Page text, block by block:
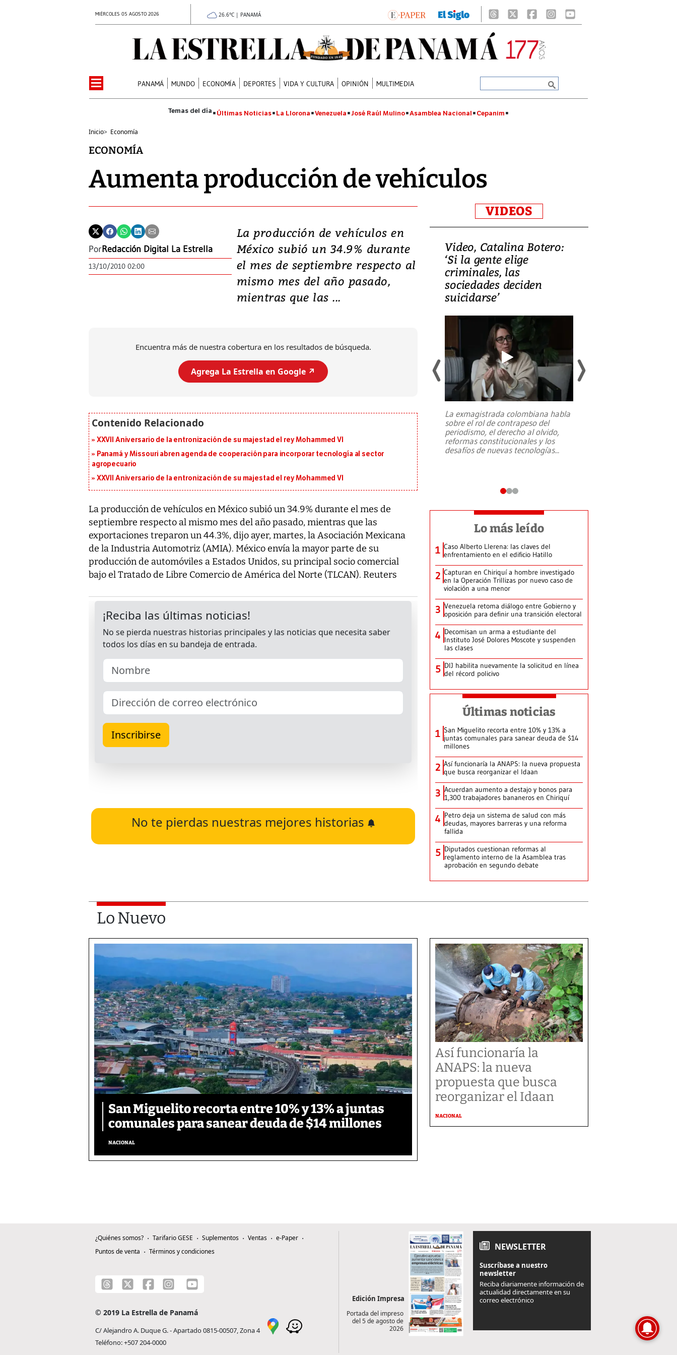
MIÉRCOLES 05 AGOSTO 2026 26.6°C | PANAMÁ
PANAMÁ MUNDO ECONOMÍA DEPORTES VIDA Y CULTURA OPINIÓN MULTIMEDIA
Últimas Noticias La Llorona Venezuela José Raúl Mulino Asamblea Nacional Cepanim
Inicio> Economía
ECONOMÍA
Aumenta producción de vehículos
PorRedacción Digital La Estrella
13/10/2010 02:00
La producción de vehículos en
México subió un 34.9% durante
el mes de septiembre respecto al
mismo mes del año pasado,
mientras que las ...
Encuentra más de nuestra cobertura en los resultados de búsqueda.
Agrega La Estrella en Google ↗️
XXVII Aniversario de la entronización de su majestad el rey Mohammed VI
Panamá y Missouri abren agenda de cooperación para incorporar tecnología al sector
agropecuario
XXVII Aniversario de la entronización de su majestad el rey Mohammed VI
La producción de vehículos en México subió un 34.9% durante el mes de
septiembre respecto al mismo mes del año pasado, mientras que las
exportaciones treparon un 44.3%, dijo ayer, martes, la Asociación Mexicana
de la Industria Automotriz (AMIA). México envía la mayor parte de su
producción de automóviles a Estados Unidos, su principal socio comercial
bajo el Tratado de Libre Comercio de América del Norte (TLCAN). Reuters
No te pierdas nuestras mejores historias
VIDEOS
Video, Japón: Terremoto
deja heridos y graves
daños en Kumamoto
al sur de Japón, provocando una
Video, Catalina Botero:
‘Si la gente elige
criminales, las
sociedades deciden
suicidarse’
La exmagistrada colombiana habla
sobre el rol de contrapeso del
periodismo, el derecho al olvido,
reformas constitucionales y los
desafíos de nuevas tecnologías...
Lo más leído
1 Caso Alberto Llerena: las claves del
enfrentamiento en el edificio Hatillo
2 Capturan en Chiriquí a hombre investigado
en la Operación Trillizas por nuevo caso de
violación a una menor
3 Venezuela retoma diálogo entre Gobierno y
oposición para definir una transición electoral
4 Decomisan un arma a estudiante del
Instituto José Dolores Moscote y suspenden
las clases
5 DIJ habilita nuevamente la solicitud en línea
del récord policivo
Últimas noticias
1 San Miguelito recorta entre 10% y 13% a
juntas comunales para sanear deuda de $14
millones
2 Así funcionaría la ANAPS: la nueva propuesta
que busca reorganizar el Idaan
3 Acuerdan aumento a destajo y bonos para
1,300 trabajadores bananeros en Chiriquí
4 Petro deja un sistema de salud con más
deudas, mayores barreras y una reforma
fallida
5 Diputados cuestionan reformas al
reglamento interno de la Asamblea tras
aprobación en segundo debate
Lo Nuevo
San Miguelito recorta entre 10% y 13% a juntas
comunales para sanear deuda de $14 millones
NACIONAL
Así funcionaría la
ANAPS: la nueva
propuesta que busca
reorganizar el Idaan
NACIONAL
¿Quiénes somos? Tarifario GESE Suplementos Ventas
e-Paper
Puntos de venta
Términos y condiciones
© 2019 La Estrella de Panamá
C/ Alejandro A. Duque G. - Apartado 0815-00507, Zona 4
Teléfono: +507 204-0000
Edición Impresa
Portada del impreso
del 5 de agosto de
2026
NEWSLETTER
Suscríbase a nuestro
newsletter
Reciba diariamente información de
actualidad directamente en su
correo electrónico